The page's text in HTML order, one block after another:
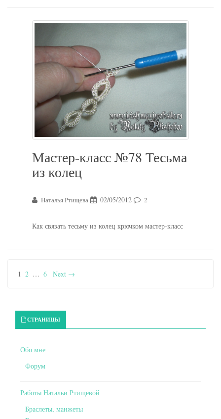
Мастер-класс №78 Тесьма
из колец
Наталья Ртищева 02/05/2012 2
Как связать тесьму из колец крючком мастер-класс
1 2 … 6 Next →
Primary Sidebar
СТРАНИЦЫ
Обо мне
Форум
Работы Натальи Ртищевой
Браслеты, манжеты